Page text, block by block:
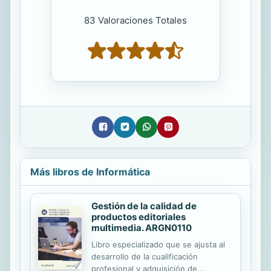
83 Valoraciones Totales
Más libros de Informática
Gestión de la calidad de
productos editoriales
multimedia. ARGN0110
Libro especializado que se ajusta al
desarrollo de la cualificación
profesional y adquisición de